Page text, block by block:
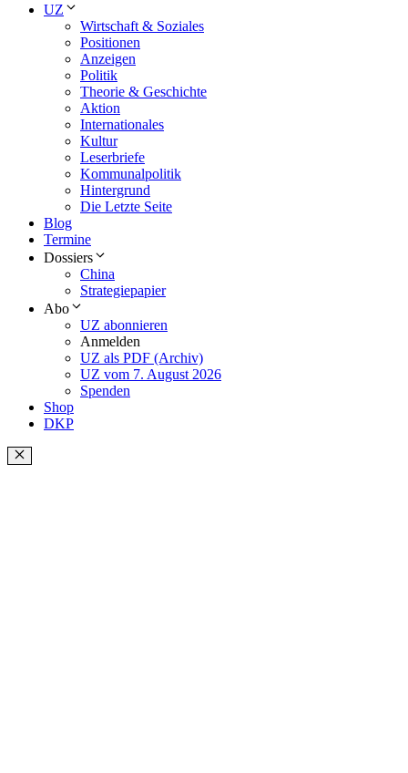
UZ
Wirtschaft & Soziales
Positionen
Anzeigen
Politik
Theorie & Geschichte
Aktion
Internationales
Kultur
Leserbriefe
Kommunalpolitik
Hintergrund
Die Letzte Seite
Blog
Termine
Dossiers
China
Strategiepapier
Abo
UZ abonnieren
Anmelden
UZ als PDF (Archiv)
UZ vom 7. August 2026
Spenden
Shop
DKP
Schließen